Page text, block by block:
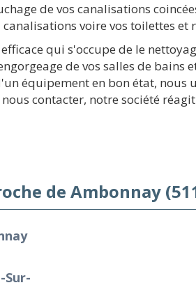
de vos canalisations
voire vos toilettes et
qui s'occupe de le
de vos salles de bains
équipement en bon état, nous
contacter, notre société
de Ambonnay
Sur-